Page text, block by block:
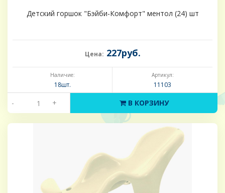
Детский горшок "Бэйби-Комфорт" ментол (24) шт
Цена: 227руб.
Наличие:
18шт.
Артикул:
11103
- + В КОРЗИНУ